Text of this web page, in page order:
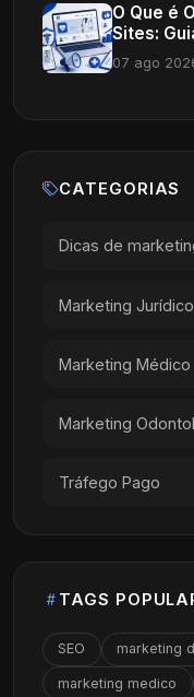
O Que é
Sites:
07 ago
CATEGORIAS
Dicas de
Marketing Jurídico
Marketing Médico
Marketing
Tráfego Pago
TAGS
SEO marketing
marketing medico